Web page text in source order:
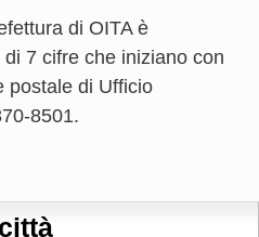
di OITA è
7 cifre che iniziano con
postale di Ufficio
8501.